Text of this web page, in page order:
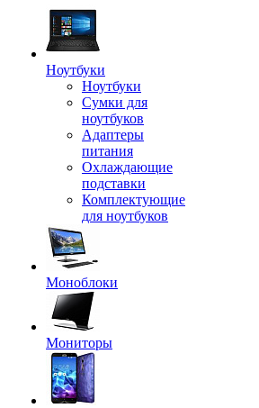
Ноутбуки
Ноутбуки
Сумки для
ноутбуков
Адаптеры
питания
Охлаждающие
подставки
Комплектующие
для ноутбуков
Моноблоки
Мониторы